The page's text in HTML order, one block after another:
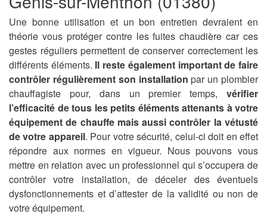
Une bonne utilisation et un bon entretien devraient en
théorie vous protéger contre les fuites chaudière car ces
gestes réguliers permettent de conserver correctement les
différents éléments. Il reste également important de faire
contrôler régulièrement son installation par un plombier
chauffagiste pour, dans un premier temps, vérifier
l’efficacité de tous les petits éléments attenants à votre
équipement de chauffe mais aussi contrôler la vétusté
de votre appareil. Pour votre sécurité, celui-ci doit en effet
répondre aux normes en vigueur. Nous pouvons vous
mettre en relation avec un professionnel qui s’occupera de
contrôler votre installation, de déceler des éventuels
dysfonctionnements et d’attester de la validité ou non de
votre équipement.